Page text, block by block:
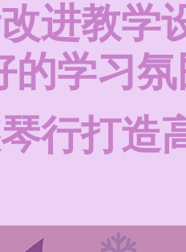
进教学
的学习
行打造